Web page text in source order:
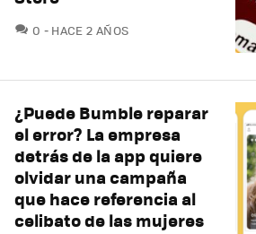
0 COMENTARIOS
HACE 2 AÑOS
¿Puede Bumble reparar
el error? La empresa
detrás de la app quiere
olvidar una campaña
que hace referencia al
celibato de las mujeres